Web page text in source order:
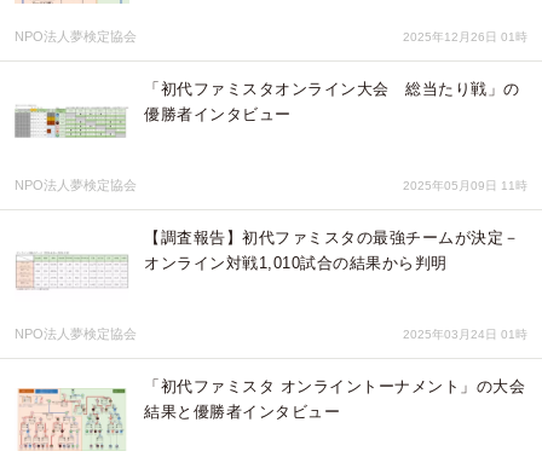
NPO法人夢検定協会 2025年12月26日 01時
「初代ファミスタオンライン大会 総当たり戦」の
優勝者インタビュー
NPO法人夢検定協会 2025年05月09日 11時
【調査報告】初代ファミスタの最強チームが決定－
オンライン対戦1,010試合の結果から判明
NPO法人夢検定協会 2025年03月24日 01時
「初代ファミスタ オンライントーナメント」の大会
結果と優勝者インタビュー